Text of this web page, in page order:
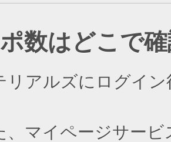
数はどこで
リアルズにログイ
、マイページサー